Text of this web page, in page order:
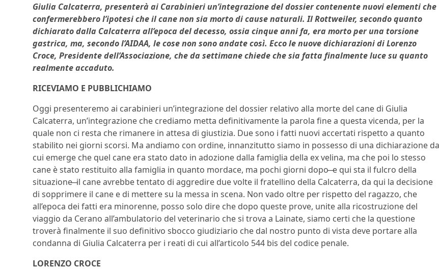
Giulia Calcaterra, presenterà ai Carabinieri un’integrazione del dossier contenente nuovi elementi che
confermerebbero l’ipotesi che il cane non sia morto di cause naturali. Il Rottweiler, secondo quanto
dichiarato dalla Calcaterra all’epoca del decesso, ossia cinque anni fa, era morto per una torsione
gastrica, ma, secondo l’AIDAA, le cose non sono andate così. Ecco le nuove dichiarazioni di Lorenzo
Croce, Presidente dell’Associazione, che da settimane chiede che sia fatta finalmente luce su quanto
realmente accaduto.
RICEVIAMO E PUBBLICHIAMO
Oggi presenteremo ai carabinieri un’integrazione del dossier relativo alla morte del cane di Giulia
Calcaterra, un’integrazione che crediamo metta definitivamente la parola fine a questa vicenda, per la
quale non ci resta che rimanere in attesa di giustizia. Due sono i fatti nuovi accertati rispetto a quanto
stabilito nei giorni scorsi. Ma andiamo con ordine, innanzitutto siamo in possesso di una dichiarazione da
cui emerge che quel cane era stato dato in adozione dalla famiglia della ex velina, ma che poi lo stesso
cane è stato restituito alla famiglia in quanto mordace, ma pochi giorni dopo ̶ e qui sta il fulcro della
situazione ̶ il cane avrebbe tentato di aggredire due volte il fratellino della Calcaterra, da qui la decisione
di sopprimere il cane e di mettere su la messa in scena. Non vado oltre per rispetto del ragazzo, che
all’epoca dei fatti era minorenne, posso solo dire che dopo queste prove, unite alla ricostruzione del
viaggio da Cerano all’ambulatorio del veterinario che si trova a Lainate, siamo certi che la questione
troverà finalmente il suo definitivo sbocco giudiziario che dal nostro punto di vista deve portare alla
condanna di Giulia Calcaterra per i reati di cui all’articolo 544 bis del codice penale.
LORENZO CROCE